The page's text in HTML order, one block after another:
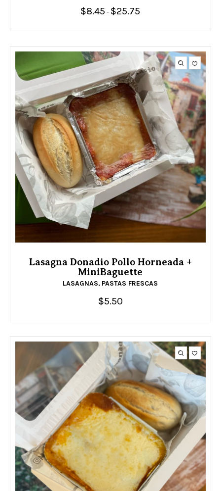
$8.45 - $25.75
hasta
$25.75
Lasagna Donadio Pollo Horneada +
MiniBaguette
LASAGNAS, PASTAS FRESCAS
$5.50